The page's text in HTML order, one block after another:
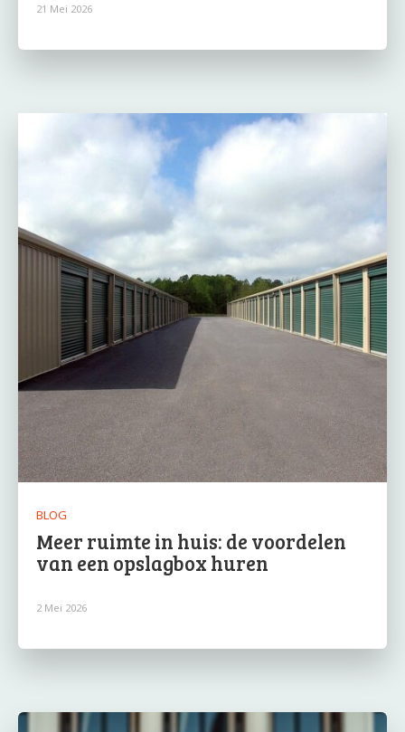
21 Mei 2026
BLOG
Meer ruimte in huis: de voordelen
van een opslagbox huren
2 Mei 2026